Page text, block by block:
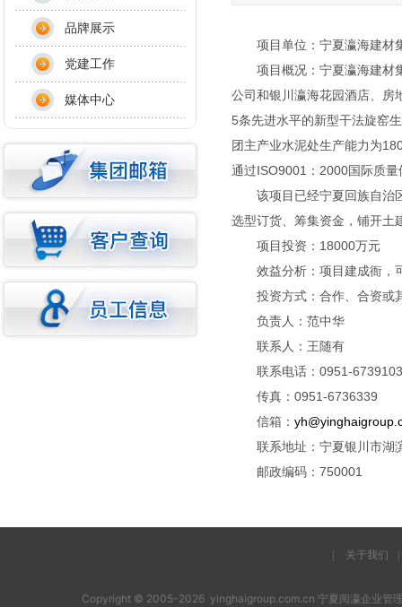
项目单位：宁夏瀛海建材
项目概况：宁夏瀛海建材集
公司和银川瀛海花园酒店、房
5条先进水平的新型干法旋窑
团主产业水泥处生产能力为
通过ISO9001：2000国际质量
该项目已经宁夏回族自治区
选型订货、筹集资金，铺开土
项目投资：18000万元
效益分析：项目建成衙，可
投资方式：合作、合资或
负责人：范中华
联系人：王随有
联系电话：0951-6739103
传真：0951-6736339
信箱：
联系地址：宁夏银川市湖
邮政编码：750001
品牌展示
党建工作
媒体中心
关于我们
Copyright © 2005-2026 yinghaigroup.com.cn 宁夏阅瀛企业管